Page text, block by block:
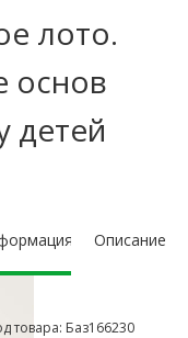
лото.
основ
детей
Описание
товара: Баз166230